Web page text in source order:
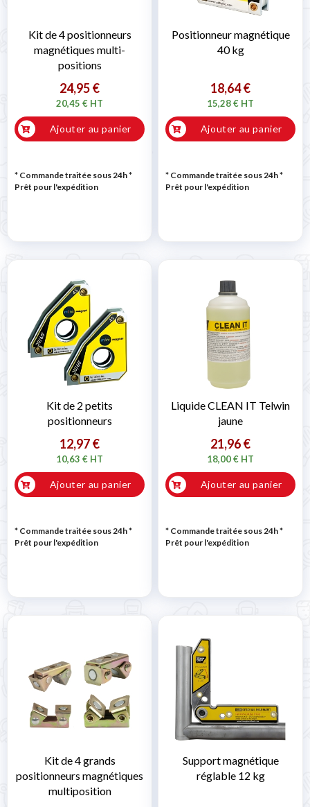
Kit de 4 positionneurs
magnétiques multi-
positions
24,95 €
20,45 € HT
Ajouter au panier
* Commande traitée sous 24h*
Prêt pour l'expédition
Positionneur magnétique
40 kg
18,64 €
15,28 € HT
Ajouter au panier
* Commande traitée sous 24h*
Prêt pour l'expédition
Kit de 2 petits
positionneurs
12,97 €
10,63 € HT
Ajouter au panier
* Commande traitée sous 24h*
Prêt pour l'expédition
Liquide CLEAN IT Telwin
jaune
21,96 €
18,00 € HT
Ajouter au panier
* Commande traitée sous 24h*
Prêt pour l'expédition
Kit de 4 grands
positionneurs magnétiques
multiposition
Support magnétique
réglable 12 kg